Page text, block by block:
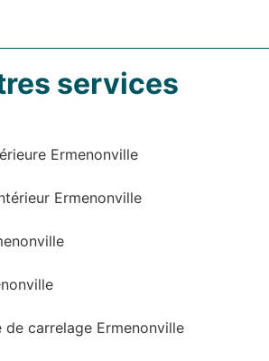
services
Ermenonville
Ermenonville
de carrelage Ermenonville